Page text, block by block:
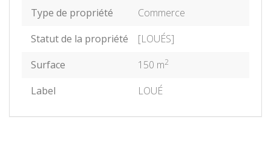
Type de propriété
Commerce
Statut de la propriété
[LOUÉS]
Surface
150 m2
Label LOUÉ